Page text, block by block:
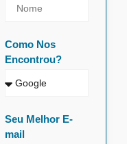
Como Nos
Encontrou?
Seu Melhor E-
mail